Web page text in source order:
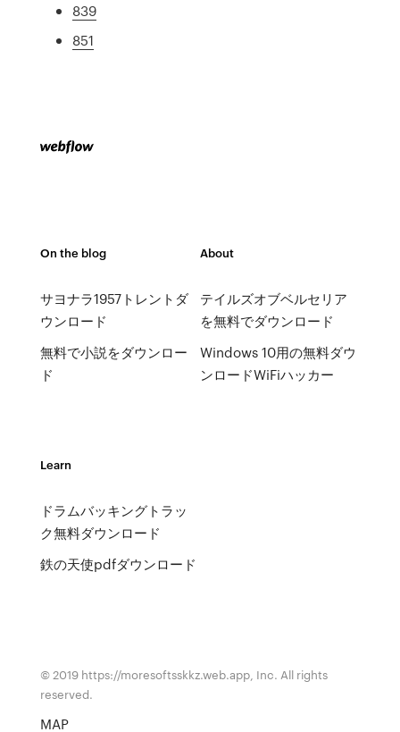
839
851
On the blog
サヨナラ1957トレントダ
ウンロード
無料で小説をダウンロー
ド
About
テイルズオブベルセリア
を無料でダウンロード
Windows 10用の無料ダウ
ンロードWiFiハッカー
Learn
ドラムバッキングトラッ
ク無料ダウンロード
鉄の天使pdfダウンロード
© 2019 https://moresoftsskkz.web.app, Inc. All rights
reserved.
MAP